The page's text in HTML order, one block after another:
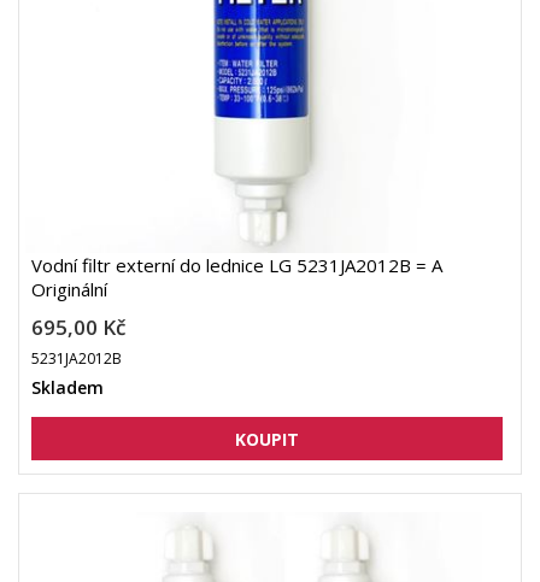
Vodní filtr externí do lednice LG 5231JA2012B = A
Originální
695,00 Kč
5231JA2012B
Skladem